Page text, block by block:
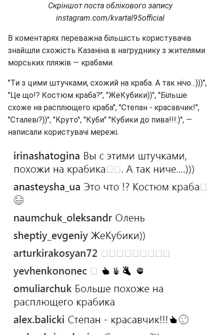
Скріншот поста облікового запису
instagram.com/kvartal95official
В коментарях переважна більшість користувачів
знайшли схожість Казаніна в нагруднику з жителями
морських пляжів — крабами.
"Ти з цими штучками, схожий на краба. А так нічо...)))",
"Це що!? Костюм краба?", "ЖеКубики))", "Більше
схоже на расплющего краба", "Степан - красавчик!",
"Сталеві?))", "Круто", "Куби" "Кубики до пива!!!:)", —
написали користувачі мережі.